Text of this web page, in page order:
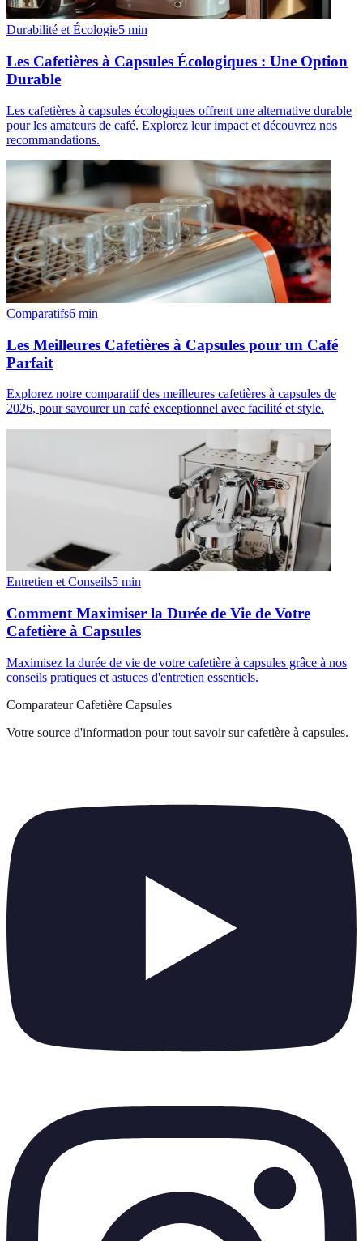
Durabilité et Écologie5 min
Les Cafetières à Capsules Écologiques : Une Option
Durable
Les cafetières à capsules écologiques offrent une alternative durable
pour les amateurs de café. Explorez leur impact et découvrez nos
recommandations.
Comparatifs6 min
Les Meilleures Cafetières à Capsules pour un Café
Parfait
Explorez notre comparatif des meilleures cafetières à capsules de
2026, pour savourer un café exceptionnel avec facilité et style.
Entretien et Conseils5 min
Comment Maximiser la Durée de Vie de Votre
Cafetière à Capsules
Maximisez la durée de vie de votre cafetière à capsules grâce à nos
conseils pratiques et astuces d'entretien essentiels.
Comparateur Cafetière Capsules
Votre source d'information pour tout savoir sur cafetière à capsules.